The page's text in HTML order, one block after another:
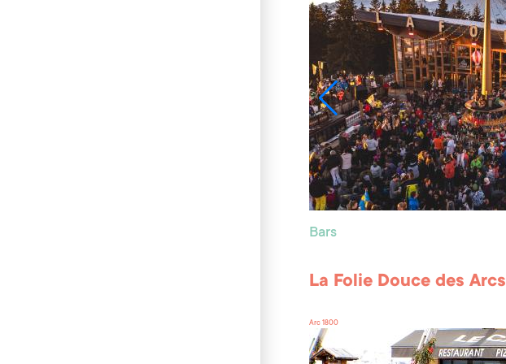
Bars
La Folie Douce des Arcs
Arc 1800